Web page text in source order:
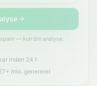
— kun din analyse.
inden 24 t
mio. genereret